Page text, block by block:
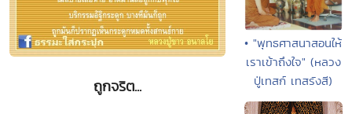
ถูกจริต...
• "พุทธศาสนาสอนให้
เราเข้าถึงใจ" (หลวง
ปู่เทสก์ เทสรังสี)